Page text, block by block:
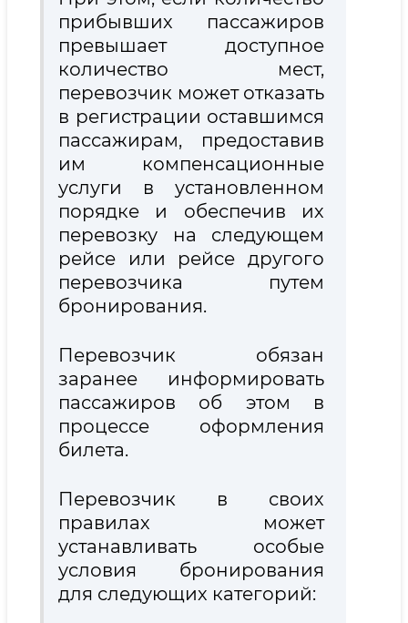
прибывших пассажиров
превышает доступное
количество мест,
перевозчик может отказать
в регистрации оставшимся
пассажирам, предоставив
им компенсационные
услуги в установленном
порядке и обеспечив их
перевозку на следующем
рейсе или рейсе другого
перевозчика путем
бронирования.
Перевозчик обязан
заранее информировать
пассажиров об этом в
процессе оформления
билета.
Перевозчик в своих
правилах может
устанавливать особые
условия бронирования
для следующих категорий: